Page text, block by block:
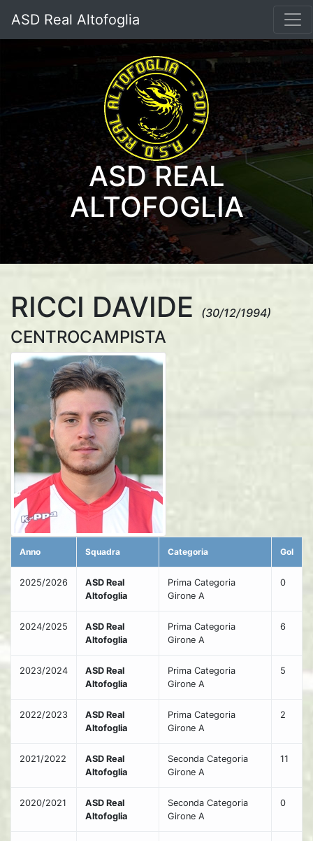
ASD Real Altofoglia
ASD REAL
ALTOFOGLIA
RICCI DAVIDE (30/12/1994)
CENTROCAMPISTA
Anno Squadra Categoria Gol
2025/2026
ASD Real
Altofoglia
Prima Categoria
Girone A
0
2024/2025
ASD Real
Altofoglia
Prima Categoria
Girone A
6
2023/2024
ASD Real
Altofoglia
Prima Categoria
Girone A
5
2022/2023
ASD Real
Altofoglia
Prima Categoria
Girone A
2
2021/2022
ASD Real
Altofoglia
Seconda Categoria
Girone A
11
2020/2021
ASD Real
Altofoglia
Seconda Categoria
Girone A
0